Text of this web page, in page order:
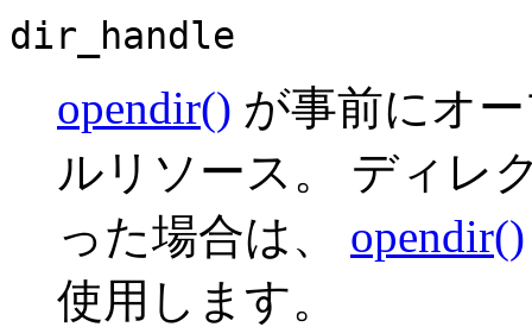
dir_handle
opendir() が事前にオ
ル リソース 。 ディレ
った場合は、 opendir()
使用します。